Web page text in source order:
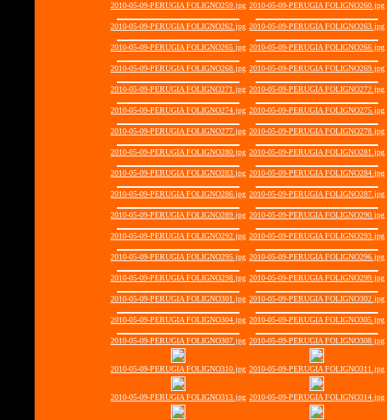
2010-05-09-PERUGIA FOLIGNO259.jpg 2010-05-09-PERUGIA FOLIGNO260.jpg
2010-05-09-PERUGIA FOLIGNO262.jpg 2010-05-09-PERUGIA FOLIGNO263.jpg
2010-05-09-PERUGIA FOLIGNO265.jpg 2010-05-09-PERUGIA FOLIGNO266.jpg
2010-05-09-PERUGIA FOLIGNO268.jpg 2010-05-09-PERUGIA FOLIGNO269.jpg
2010-05-09-PERUGIA FOLIGNO271.jpg 2010-05-09-PERUGIA FOLIGNO272.jpg
2010-05-09-PERUGIA FOLIGNO274.jpg 2010-05-09-PERUGIA FOLIGNO275.jpg
2010-05-09-PERUGIA FOLIGNO277.jpg 2010-05-09-PERUGIA FOLIGNO278.jpg
2010-05-09-PERUGIA FOLIGNO280.jpg 2010-05-09-PERUGIA FOLIGNO281.jpg
2010-05-09-PERUGIA FOLIGNO283.jpg 2010-05-09-PERUGIA FOLIGNO284.jpg
2010-05-09-PERUGIA FOLIGNO286.jpg 2010-05-09-PERUGIA FOLIGNO287.jpg
2010-05-09-PERUGIA FOLIGNO289.jpg 2010-05-09-PERUGIA FOLIGNO290.jpg
2010-05-09-PERUGIA FOLIGNO292.jpg 2010-05-09-PERUGIA FOLIGNO293.jpg
2010-05-09-PERUGIA FOLIGNO295.jpg 2010-05-09-PERUGIA FOLIGNO296.jpg
2010-05-09-PERUGIA FOLIGNO298.jpg 2010-05-09-PERUGIA FOLIGNO299.jpg
2010-05-09-PERUGIA FOLIGNO301.jpg 2010-05-09-PERUGIA FOLIGNO302.jpg
2010-05-09-PERUGIA FOLIGNO304.jpg 2010-05-09-PERUGIA FOLIGNO305.jpg
2010-05-09-PERUGIA FOLIGNO307.jpg 2010-05-09-PERUGIA FOLIGNO308.jpg
2010-05-09-PERUGIA FOLIGNO310.jpg 2010-05-09-PERUGIA FOLIGNO311.jpg
2010-05-09-PERUGIA FOLIGNO313.jpg 2010-05-09-PERUGIA FOLIGNO314.jpg